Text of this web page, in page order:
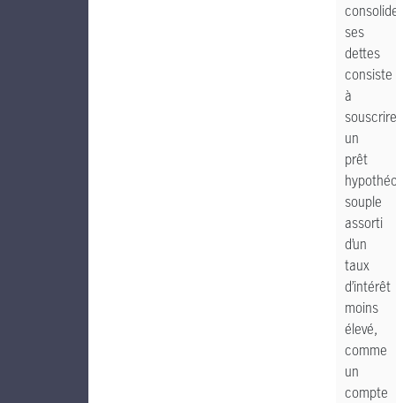
ses
dettes
consiste
à
souscrire
un
prêt
souple
assorti
d’un
taux
d’intérêt
moins
élevé,
comme
un
compte